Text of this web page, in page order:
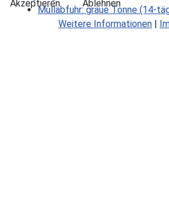
Müllabfuhr: graue Tonne (14-
Akzeptieren
Ablehnen
Weitere Informationen |